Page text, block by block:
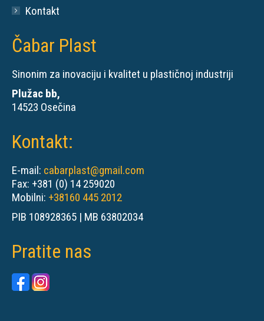
Kontakt
Čabar Plast
Sinonim za inovaciju i kvalitet u plastičnoj industriji
Plužac bb,
14523 Osečina
Kontakt:
E-mail: cabarplast@gmail.com
Fax: +381 (0) 14 259020
Mobilni: +38160 445 2012
PIB 108928365 | MB 63802034
Pratite nas